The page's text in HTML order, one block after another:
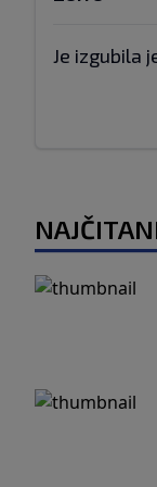
Je izgubila